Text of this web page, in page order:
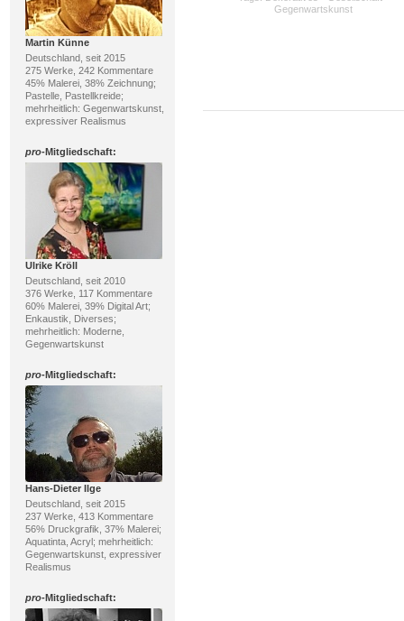
Martin Künne
Deutschland, seit 2015
275 Werke, 242 Kommentare
45% Malerei, 38% Zeichnung;
Pastelle, Pastellkreide;
mehrheitlich: Gegenwartskunst,
expressiver Realismus
pro-Mitgliedschaft:
Ulrike Kröll
Deutschland, seit 2010
376 Werke, 117 Kommentare
60% Malerei, 39% Digital Art;
Enkaustik, Diverses;
mehrheitlich: Moderne,
Gegenwartskunst
pro-Mitgliedschaft:
Hans-Dieter Ilge
Deutschland, seit 2015
237 Werke, 413 Kommentare
56% Druckgrafik, 37% Malerei;
Aquatinta, Acryl; mehrheitlich:
Gegenwartskunst, expressiver
Realismus
pro-Mitgliedschaft:
Gegenwartskunst